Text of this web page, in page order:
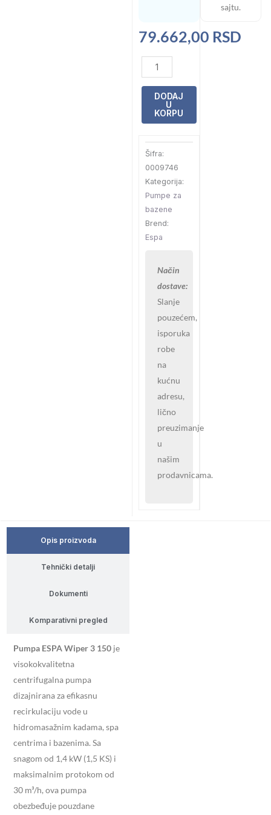
79.662,00 RSD
Pumpa
Espa
Wiper3
1,4kw
(6m)
III
230/400
količina
DODAJ
U
KORPU
Šifra:
0009746
Kategorija:
Pumpe za
bazene
Brend:
Espa
Način
dostave:
Slanje
pouzećem,
isporuka
robe
na
kućnu
adresu,
lično
preuzimanje
u
našim
prodavnicama.
sajtu.
Opis proizvoda
Tehnički detalji
Dokumenti
Komparativni pregled
Pumpa ESPA Wiper 3 150 je
visokokvalitetna
centrifugalna pumpa
dizajnirana za efikasnu
recirkulaciju vode u
hidromasažnim kadama, spa
centrima i bazenima. Sa
snagom od 1,4 kW (1,5 KS) i
maksimalnim protokom od
30 m³/h, ova pumpa
obezbeđuje pouzdane